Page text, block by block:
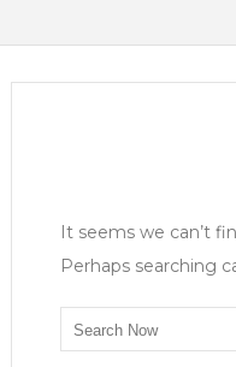
It seems we can’t
Perhaps searching